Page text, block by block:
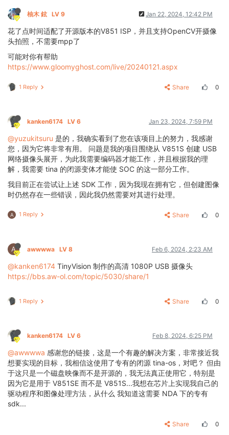
柚木 鉉 LV 9 Jan 22, 2024, 12:42 PM
花了点时间适配了开源版本的V851 ISP，并且支持OpenCV开摄像
头拍照，不需要mpp了
可能对你有帮助
https://www.gloomyghost.com/live/20240121.aspx
1 Reply Share 0
kanken6174 LV 6 Jan 23, 2024, 7:59 PM
@yuzukitsuru 是的，我确实看到了您在该项目上的努力，我感谢
您，因为它将非常有用。 问题是我的项目围绕从 V851S 创建 USB
网络摄像头展开，为此我需要编码器才能工作，并且根据我的理
解，我需要 tina 的闭源变体才能使 SOC 的这一部分工作。
我目前正在尝试让上述 SDK 工作，因为我现在拥有它，但创建图像
时仍然存在一些错误，因此我仍然需要对其进行处理。
A 1 Reply Share 0
A awwwwa LV 8 Feb 6, 2024, 2:23 AM
@kanken6174 TinyVision 制作的高清 1080P USB 摄像头
https://bbs.aw-ol.com/topic/5030/share/1
1 Reply Share 0
kanken6174 LV 6 Feb 8, 2024, 6:25 PM
@awwwwa 感谢您的链接，这是一个有趣的解决方案，非常接近我
想要实现的目标，我相信这使用了专有的闭源 tina-os，对吧？ 但由
于这只是一个磁盘映像而不是开源的，我无法真正使用它，特别是
因为它是用于 V851SE 而不是 V851S...我想在芯片上实现我自己的
驱动程序和图像处理方法，从什么 我知道这需要 NDA 下的专有
sdk...
Share 0